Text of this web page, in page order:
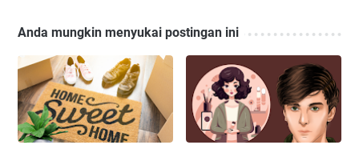
Anda mungkin menyukai postingan ini